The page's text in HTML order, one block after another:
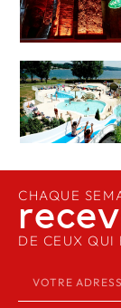
CHAQUE
DE CEUX QUI